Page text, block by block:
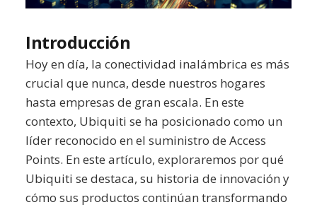
Introducción
Hoy en día, la conectividad inalámbrica es más
crucial que nunca, desde nuestros hogares
hasta empresas de gran escala. En este
contexto, Ubiquiti se ha posicionado como un
líder reconocido en el suministro de Access
Points. En este artículo, exploraremos por qué
Ubiquiti se destaca, su historia de innovación y
cómo sus productos continúan transformando